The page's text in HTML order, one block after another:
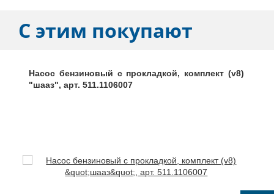
С этим покупают
Насос бензиновый с прокладкой, комплект (v8)
"шааз", арт. 511.1106007